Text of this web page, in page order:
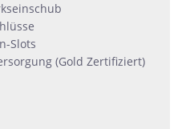
Slots
(Gold Zertifiziert)